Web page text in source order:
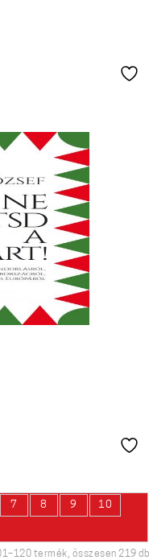
7 8 9 10
termék, összesen 219 db